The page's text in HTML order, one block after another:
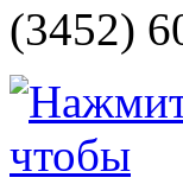
(3452)